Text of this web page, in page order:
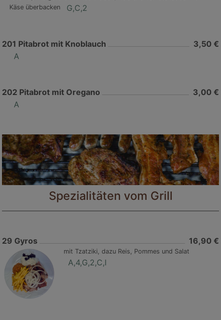
Käse überbacken
G,C,2
201 Pitabrot mit Knoblauch
3,50 €
A
202 Pitabrot mit Oregano
3,00 €
A
Spezialitäten vom Grill
29 Gyros 16,90 €
mit Tzatziki, dazu Reis, Pommes und Salat
A,4,G,2,C,I